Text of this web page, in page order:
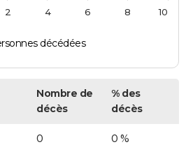
décédées
2 4 6 8 10
Nombre de
décès
% des
décès
0 0 %